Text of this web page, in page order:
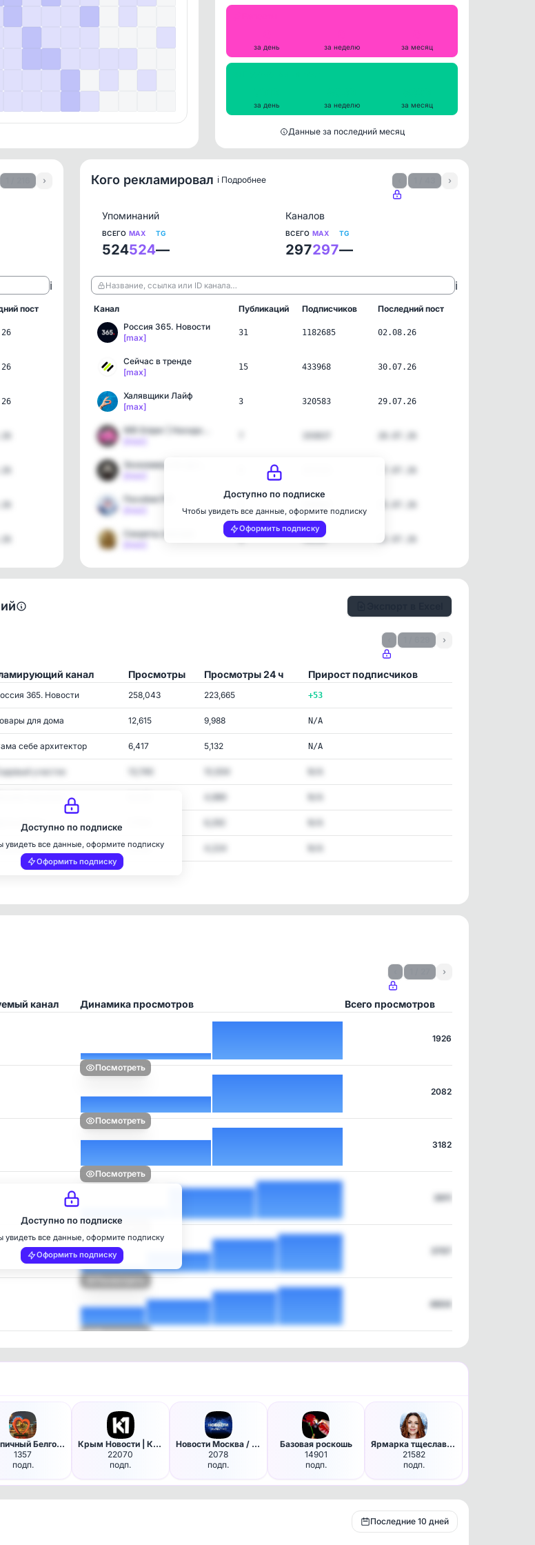
за день за неделю за месяц
за день за неделю за месяц
Данные за последний месяц
›
ℹ️
пост
Кого рекламировал ℹ️ Подробнее ›
Упоминаний
ВСЕГО
524
MAX
524
TG
—
Каналов
ВСЕГО
297
MAX
297
TG
—
Название, ссылка или ID канала… ℹ️
Канал Публикаций Подписчиков
Последний пост
Россия 365. Новости
[max]
31 1182685 02.08.26
Сейчас в тренде
[max]
15 433968 30.07.26
Халявщики Лайф
[max]
3 320583 29.07.26
Пособия РФ
Секреты знахаря
1 76119 22.07.26
Доступно по подписке
Чтобы увидеть все данные, оформите подписку
Оформить подписку
›
канал Просмотры Просмотры 24 ч Прирост подписчиков
365. Новости 258,043 223,665 +53
для дома 12,615 9,988 N/A
себе архитектор 6,417 5,132 N/A
участок
4,989
Дача мечты
5,066
Доступно по подписке
увидеть все данные, оформите подписку
Оформить подписку
›
канал Динамика просмотров Всего просмотров
Посмотреть
1926
Посмотреть
2082
Посмотреть
3182
Посмотреть
3911
Посмотреть
Посмотреть
4804
Доступно по подписке
увидеть все данные, оформите подписку
Оформить подписку
Нетипичный Белгород
1357
подп.
Крым Новости | Крым
22070
подп.
Новости Москва / Мо
2078
подп.
Базовая роскошь
14901
подп.
Ярмарка тщеславия
21582
подп.
Последние 10 дней